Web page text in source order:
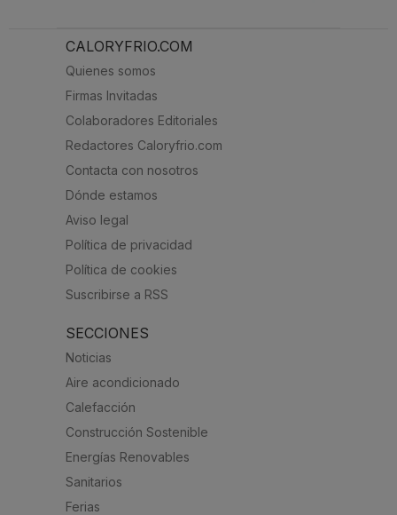
CALORYFRIO.COM
Quienes somos
Firmas Invitadas
Colaboradores Editoriales
Redactores Caloryfrio.com
Contacta con nosotros
Dónde estamos
Aviso legal
Política de privacidad
Política de cookies
Suscribirse a RSS
SECCIONES
Noticias
Aire acondicionado
Calefacción
Construcción Sostenible
Energías Renovables
Sanitarios
Ferias